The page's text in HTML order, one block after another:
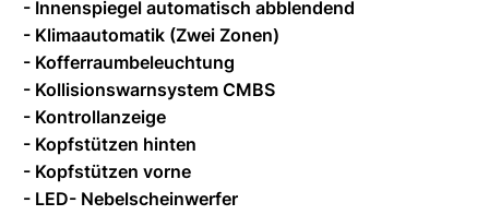
- Innenspiegel automatisch abblendend
- Klimaautomatik (Zwei Zonen)
- Kofferraumbeleuchtung
- Kollisionswarnsystem CMBS
- Kontrollanzeige
- Kopfstützen hinten
- Kopfstützen vorne
- LED- Nebelscheinwerfer